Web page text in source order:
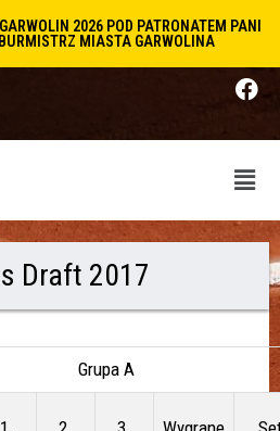
2026 POD PATRONATEM PANI
MIASTA GARWOLINA
Draft 2017
Grupa A